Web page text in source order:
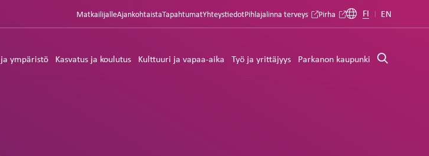
MatkailijalleAjankohtaistaTapahtumatYhteystiedotPihlajalinna terveys Pirha FI EN
ympäristö Kasvatus ja koulutus Kulttuuri ja vapaa-aika Työ ja yrittäjyys Parkanon kaupunki